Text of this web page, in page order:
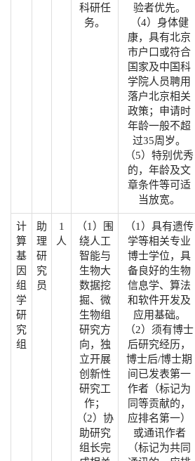
科研任
务。
验者优先。
（4）身体健
康，具有北京
市户口或符合
国家及中国科
学院人员聘用
落户北京相关
政策；申请时
年龄一般不超
过35周岁。
（5）特别优秀
的，年龄及文
章条件等可适
当放宽。
计
算
基
因
组
学
研
究
组
助
理
研
究
员
1
人
（1）围
绕人工
智能与
生物大
数据挖
掘、微
生物组
研究方
向，独
立开展
创新性
研究工
作；
（2）协
助研究
组长完
（1）具有遗传
学等相关专业
博士学位，具
备良好的生物
信息学、算法
和软件开发及
应用基础。
（2）须有博士
后研究经历，
博士后/博士期
间已发表第一
作者（标记为
同等贡献的，
应排名第一）
或通讯作者
（标记为共同